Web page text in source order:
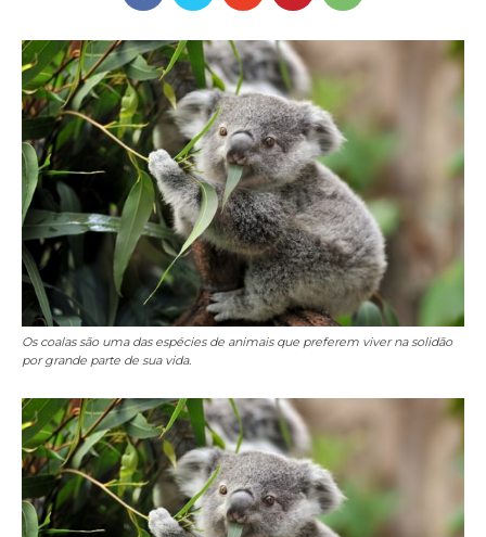
Os coalas são uma das espécies de animais que preferem viver na solidão
por grande parte de sua vida.